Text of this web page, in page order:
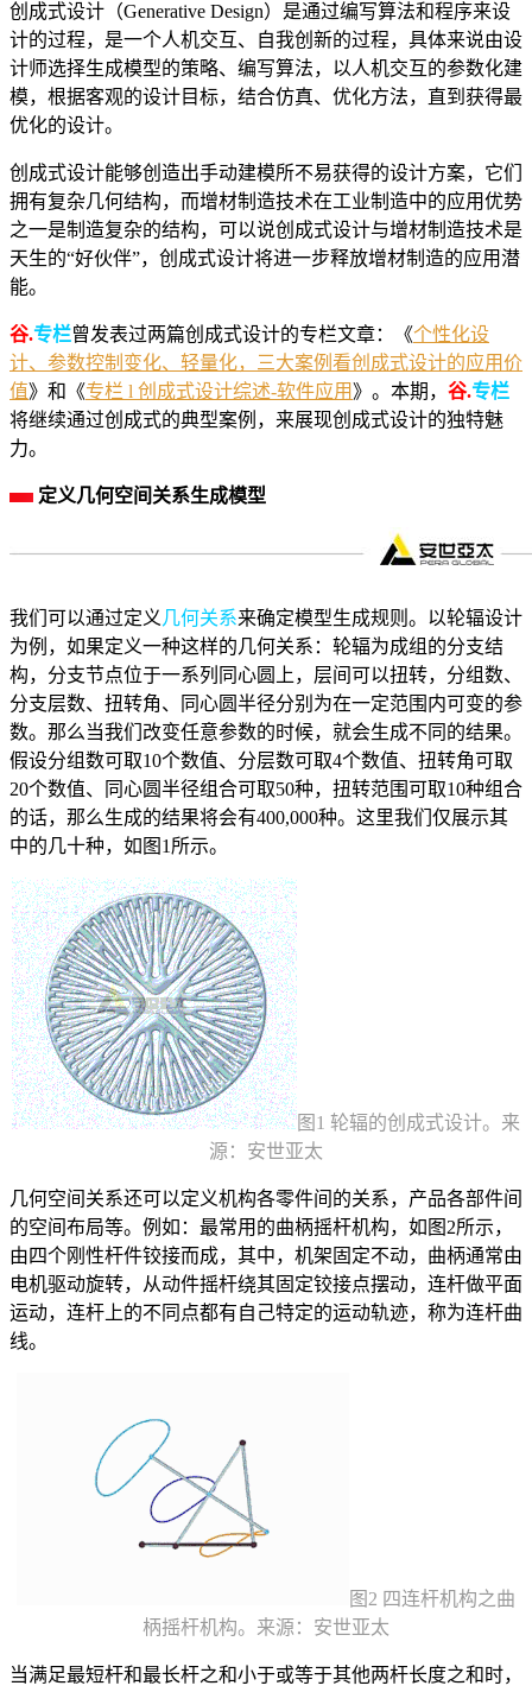
创成式设计（Generative Design）是通过编写算法和程序来设
计的过程，是一个人机交互、自我创新的过程，具体来说由设
计师选择生成模型的策略、编写算法，以人机交互的参数化建
模，根据客观的设计目标，结合仿真、优化方法，直到获得最
优化的设计。
创成式设计能够创造出手动建模所不易获得的设计方案，它们
拥有复杂几何结构，而增材制造技术在工业制造中的应用优势
之一是制造复杂的结构，可以说创成式设计与增材制造技术是
天生的“好伙伴”，创成式设计将进一步释放增材制造的应用潜
能。
谷.专栏曾发表过两篇创成式设计的专栏文章：《个性化设
计、参数控制变化、轻量化，三大案例看创成式设计的应用价
值》和《专栏 l 创成式设计综述-软件应用 》。本期， 谷.专栏
将继续通过创成式的典型案例，来展现创成式设计的独特魅
力。
定义几何空间关系生成模型
我们可以通过定义几何关系来确定模型生成规则。以轮辐设计
为例，如果定义一种这样的几何关系：轮辐为成组的分支结
构，分支节点位于一系列同心圆上，层间可以扭转，分组数、
分支层数、扭转角、同心圆半径分别为在一定范围内可变的参
数。那么当我们改变任意参数的时候，就会生成不同的结果。
假设分组数可取10个数值、分层数可取4个数值、扭转角可取
20个数值、同心圆半径组合可取50种，扭转范围可取10种组合
的话，那么生成的结果将会有400,000种。这里我们仅展示其
中的几十种，如图1所示。
图1 轮辐的创成式设计。来
源：安世亚太
几何空间关系还可以定义机构各零件间的关系，产品各部件间
的空间布局等。例如：最常用的曲柄摇杆机构，如图2所示，
由四个刚性杆件铰接而成，其中，机架固定不动，曲柄通常由
电机驱动旋转，从动件摇杆绕其固定铰接点摆动，连杆做平面
运动，连杆上的不同点都有自己特定的运动轨迹，称为连杆曲
线。
图2 四连杆机构之曲
柄摇杆机构。来源：安世亚太
当满足最短杆和最长杆之和小于或等于其他两杆长度之和时，